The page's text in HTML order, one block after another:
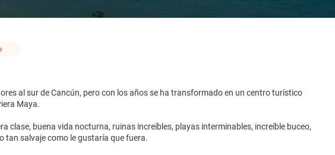
al sur de Cancún, pero con los años se ha transformado en un centro turístico
Maya.
clase, buena vida nocturna, ruinas increíbles, playas interminables, increíble buceo,
tan salvaje como le gustaría que fuera.